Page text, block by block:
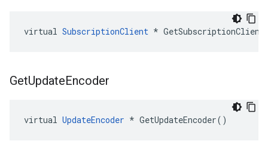
virtual SubscriptionClient *
GetUpdateEncoder
virtual UpdateEncoder * GetUpdateEncoder()